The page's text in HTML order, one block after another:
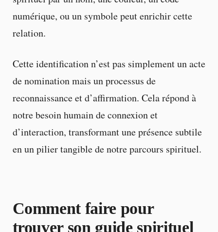
numérique, ou un symbole peut enrichir cette
relation.
Cette identification n’est pas simplement un acte
de nomination mais un processus de
reconnaissance et d’affirmation. Cela répond à
notre besoin humain de connexion et
d’interaction, transformant une présence subtile
en un pilier tangible de notre parcours spirituel.
Comment faire pour
trouver son guide spirituel